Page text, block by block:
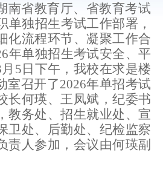
南省教育厅、省教育考试
单独招生考试工作部署，
化流程环节、凝聚工作合
年单独招生考试安全、平
5 日 下午 ， 我校在求是楼
室召开了2026年单招考试
长何瑛、王凤斌，纪委书
教务处、招生就业处、宣
卫处、后勤处、纪检监察
责人参加 ，会议由何瑛副